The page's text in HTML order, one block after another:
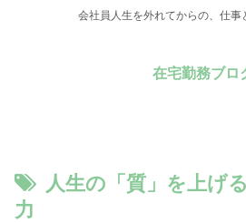
会社員人生を外れてからの、仕事
在宅勤務ブロ
人生の「質」を上げ
力